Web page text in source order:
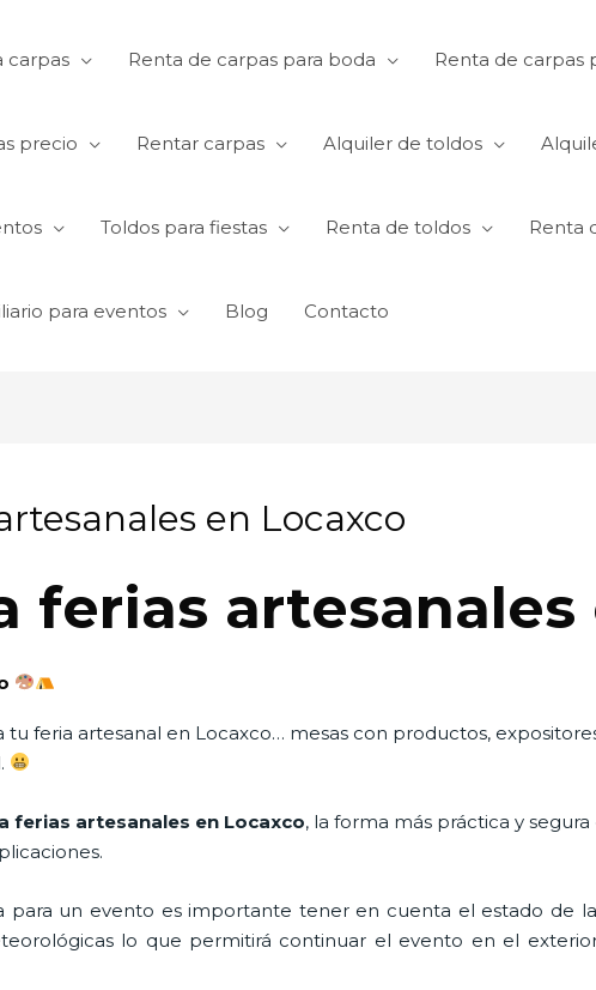
carpas Renta de carpas para boda Renta de carpas
precio Rentar carpas Alquiler de toldos
Toldos para fiestas Renta de toldos Renta
para eventos Blog Contacto
en Locaxco
ferias
tu feria artesanal en Locaxco… mesas con productos,
ferias artesanales en Locaxco, la forma más práctica y
un evento es importante tener en cuenta el estado de
lo que permitirá continuar el evento en el